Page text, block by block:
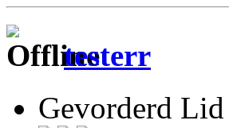
testerr
Gevorderd Lid